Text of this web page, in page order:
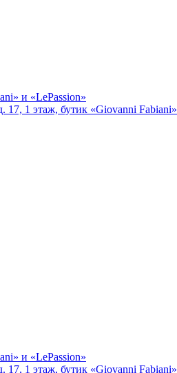
и «LePassion»
1 этаж, бутик «Giovanni Fabiani»
и «LePassion»
1 этаж, бутик «Giovanni Fabiani»